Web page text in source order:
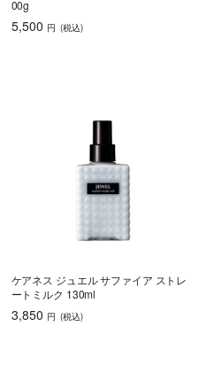
00g
5,500 円 (税込)
ケアネス ジュエル サファイア ストレ
ートミルク 130ml
3,850 円 (税込)